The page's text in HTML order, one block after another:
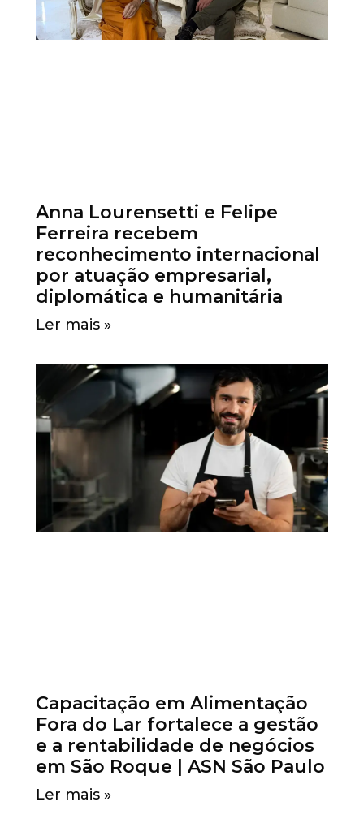
Anna Lourensetti e Felipe
Ferreira recebem
reconhecimento internacional
por atuação empresarial,
diplomática e humanitária
Ler mais »
Capacitação em Alimentação
Fora do Lar fortalece a gestão
e a rentabilidade de negócios
em São Roque | ASN São Paulo
Ler mais »